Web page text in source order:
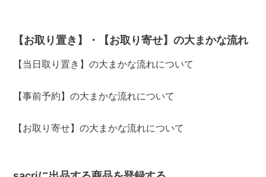
【お取り置き】・【お取り寄せ】の大まかな流れ
【当日取り置き】の大まかな流れについて
【事前予約】の大まかな流れについて
【お取り寄せ】の大まかな流れについて